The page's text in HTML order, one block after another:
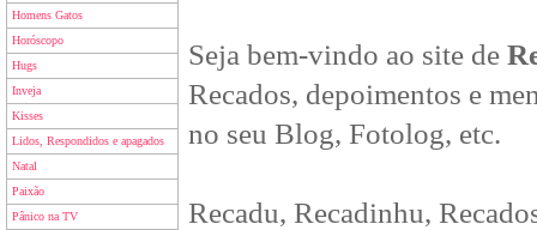
Homens Gatos
Horóscopo
Hugs
Inveja
Kisses
Lidos, Respondidos e apagados
Natal
Paixão
Pânico na TV
Seja bem-vindo ao site de
Recados, depoimentos e
no seu Blog, Fotolog, etc.
Recadu, Recadinhu,